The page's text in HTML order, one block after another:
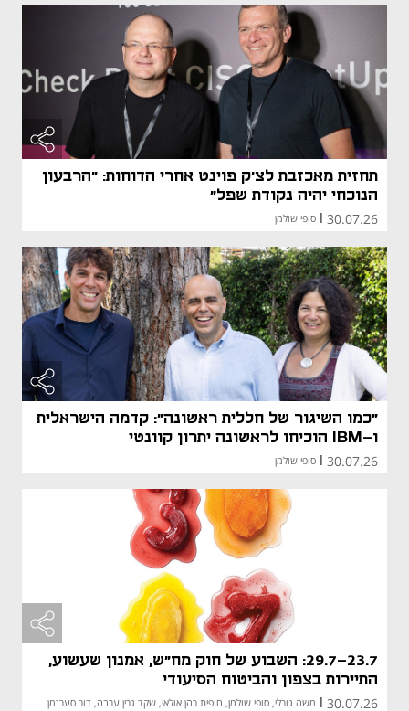
תחזית מאכזבת לצ'ק פוינט אחרי הדוחות: "הרבעון
הנוכחי יהיה נקודת שפל"
30.07.26 סופי שולמן
"כמו השיגור של חללית ראשונה": קדמה הישראלית
ו-IBM הוכיחו לראשונה יתרון קוונטי
30.07.26 סופי שולמן
29.7-23.7: השבוע של חוק מח"ש, אמנון שעשוע,
התיירות בצפון והביטוח הסיעודי
30.07.26 משה גורלי, סופי שולמן, חופית כהן אולאי, שקד גרין ערבה, דור סער־מן